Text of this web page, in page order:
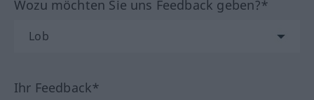
Wozu möchten Sie uns Feedback geben?*
Ihr Feedback*